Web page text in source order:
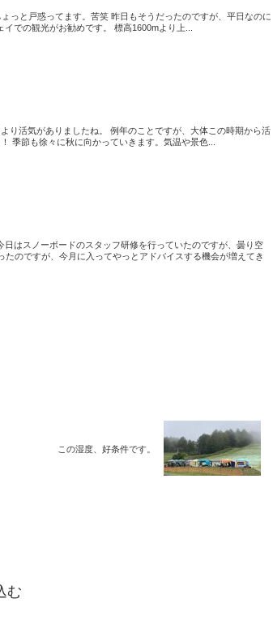
と戸惑ってます。苦笑 昨日もそうだったのですが、平日なのに
での観光がお勧めです。 標高1600mより上...
り活気がありましたね。 例年のことですが、大体この時期から活
季節も徐々に秋に向かっていきます。気温や景色...
日はスノーボードのスタッフ研修を行っていたのですが、曇り空
のですが、今月に入ってやっとアドバイスする機会が増えてき
この湿度、好条件です。
む